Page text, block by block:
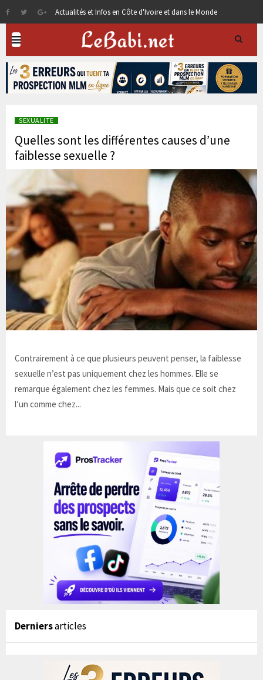
Actualités et Infos en Côte d'Ivoire et dans le Monde
SEXUALITE
Quelles sont les différentes causes d’une
faiblesse sexuelle ?
Contrairement à ce que plusieurs peuvent penser, la faiblesse
sexuelle n’est pas uniquement chez les hommes. Elle se
remarque également chez les femmes. Mais que ce soit chez
l’un comme chez...
Derniersarticles